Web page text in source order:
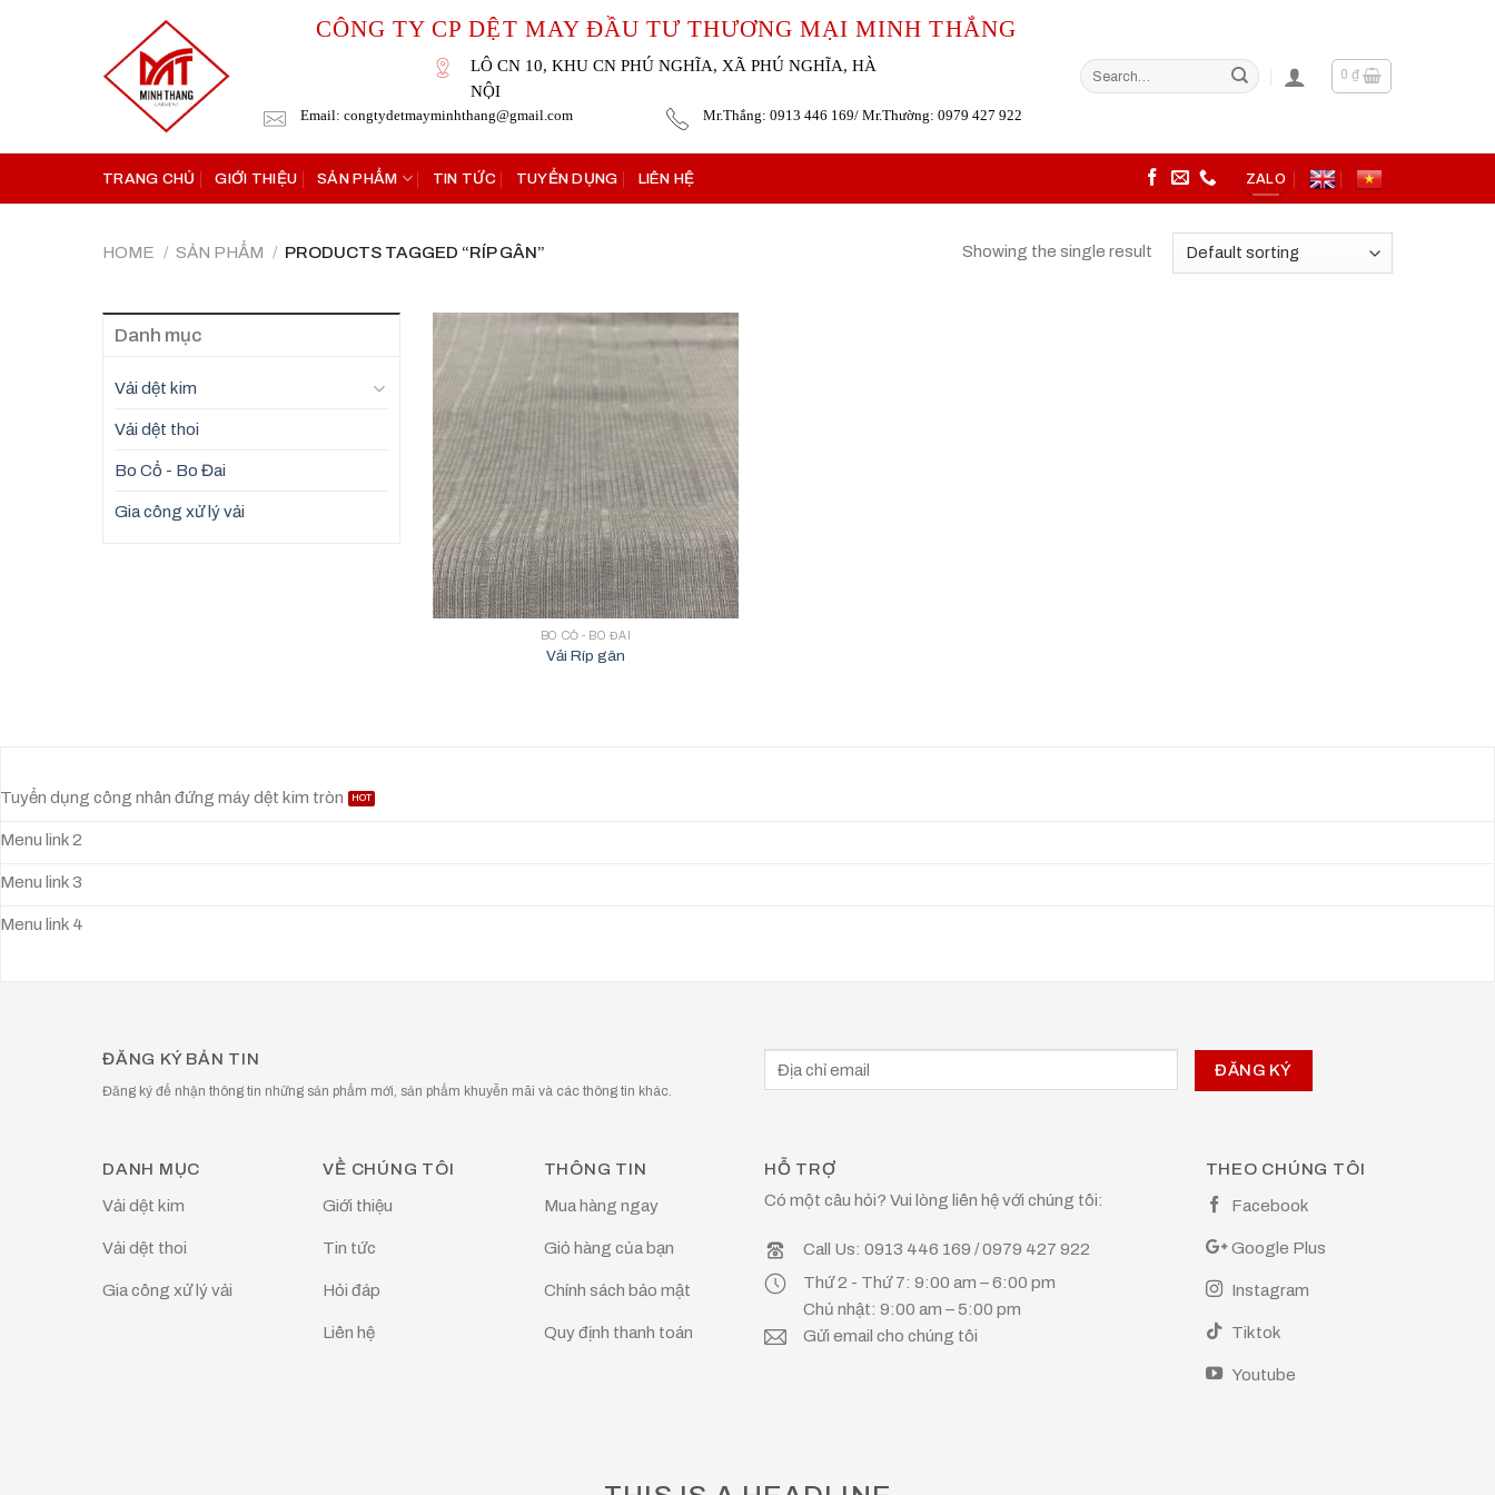
CÔNG TY CP DỆT MAY ĐẦU TƯ THƯƠNG MẠI MINH THẮNG
LÔ CN 10, KHU CN PHÚ NGHĨA, XÃ PHÚ NGHĨA, HÀ
NỘI
Email: congtydetmayminhthang@gmail.com Mr.Thắng: 0913 446 169/ Mr.Thường: 0979 427 922
Search
for:
0₫
TRANG CHỦ GIỚI THIỆU SẢN PHẨM TIN TỨC TUYỂN DỤNG LIÊN HỆ ZALO
HOME / SẢN PHẨM / PRODUCTS TAGGED “RÍP GÂN” Showing the single result
Danh mục
Vải dệt kim
Vải dệt thoi
Bo Cổ - Bo Đai
Gia công xử lý vải
BO CỔ - BO ĐAI
Vải Ríp gân
Tuyển dụng công nhân đứng máy dệt kim tròn
Menu link 2
Menu link 3
Menu link 4
ĐĂNG KÝ BẢN TIN
Đăng ký để nhận thông tin những sản phẩm mới, sản phẩm khuyễn mãi và các thông tin khác.
DANH MỤC
Vải dệt kim
Vải dệt thoi
Gia công xử lý vải
VỀ CHÚNG TÔI
Giới thiệu
Tin tức
Hỏi đáp
Liên hệ
THÔNG TIN
Mua hàng ngay
Giỏ hàng của bạn
Chính sách bảo mật
Quy định thanh toán
HỖ TRỢ
Có một câu hỏi? Vui lòng liên hệ với chúng tôi:
Call Us: 0913 446 169 / 0979 427 922
Thứ 2 - Thứ 7: 9:00 am – 6:00 pm
Chủ nhật: 9:00 am – 5:00 pm
Gửi email cho chúng tôi
THEO CHÚNG TÔI
Facebook
Google Plus
Instagram
Tiktok
Youtube